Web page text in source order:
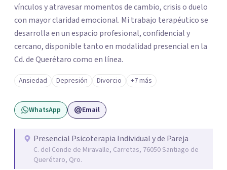
vínculos y atravesar momentos de cambio, crisis o duelo
con mayor claridad emocional. Mi trabajo terapéutico se
desarrolla en un espacio profesional, confidencial y
cercano, disponible tanto en modalidad presencial en la
Cd. de Querétaro como en línea.
Ansiedad Depresión Divorcio +7 más
WhatsApp Email
Presencial Psicoterapia Individual y de Pareja
C. del Conde de Miravalle, Carretas, 76050 Santiago de
Querétaro, Qro.